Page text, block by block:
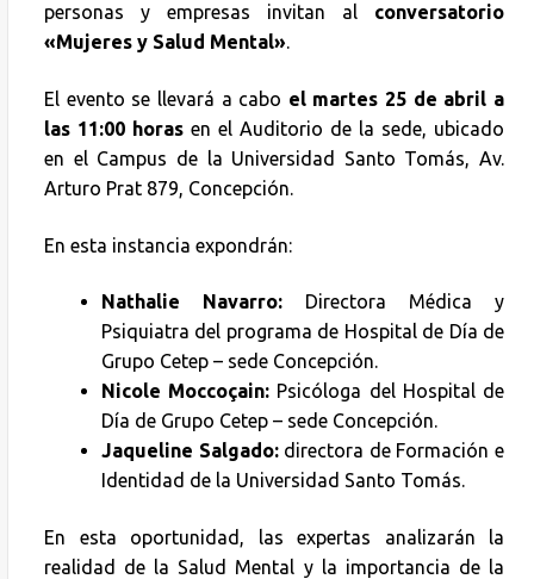
personas y empresas invitan al conversatorio
«Mujeres y Salud Mental».
El evento se llevará a cabo el martes 25 de abril a
las 11:00 horas en el Auditorio de la sede, ubicado
en el Campus de la Universidad Santo Tomás, Av.
Arturo Prat 879, Concepción.
En esta instancia expondrán:
Nathalie Navarro: Directora Médica y
Psiquiatra del programa de Hospital de Día de
Grupo Cetep – sede Concepción.
Nicole Moccoçain: Psicóloga del Hospital de
Día de Grupo Cetep – sede Concepción.
Jaqueline Salgado: directora de Formación e
Identidad de la Universidad Santo Tomás.
En esta oportunidad, las expertas analizarán la
realidad de la Salud Mental y la importancia de la